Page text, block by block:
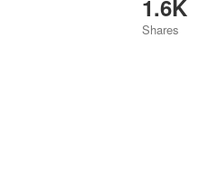
1.6K
Shares